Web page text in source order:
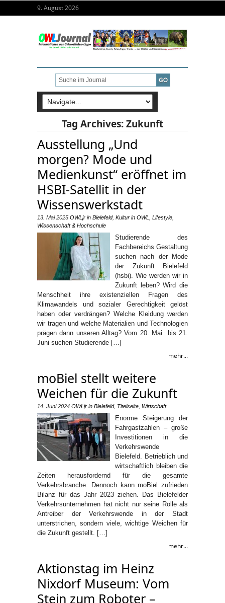
9. August 2026
Tag Archives:Zukunft
Ausstellung „Und
morgen? Mode und
Medienkunst“ eröffnet im
HSBI-Satellit in der
Wissenswerkstadt
13. Mai 2025 OWLjr in Bielefeld, Kultur in OWL Lifestyle
Wissenschaft & Hochschule
Studierende des
Fachbereichs Gestaltung
suchen nach der Mode
der Zukunft Bielefeld
(hsbi). Wie werden wir in
Zukunft leben? Wird die
Menschheit ihre existenziellen Fragen des
Klimawandels und sozialer Gerechtigkeit gelöst
haben oder verdrängen? Welche Kleidung werden
wir tragen und welche Materialien und Technologien
prägen dann unseren Alltag? Vom 20. Mai bis 21.
Juni suchen Studierende […]
mehr...
moBiel stellt weitere
Weichen für die Zukunft
14. Juni 2024 OWLjr in Bielefeld, Titelseite Wirtschaft
Enorme Steigerung der
Fahrgastzahlen – große
Investitionen in die
Verkehrswende
Bielefeld. Betrieblich und
wirtschaftlich bleiben die
Zeiten herausfordernd für die gesamte
Verkehrsbranche. Dennoch kann moBiel zufrieden
Bilanz für das Jahr 2023 ziehen. Das Bielefelder
Verkehrsunternehmen hat nicht nur seine Rolle als
Antreiber der Verkehrswende in der Stadt
unterstrichen, sondern viele, wichtige Weichen für
die Zukunft gestellt. […]
mehr...
Aktionstag im Heinz
Nixdorf Museum: Vom
Stein zum Roboter –